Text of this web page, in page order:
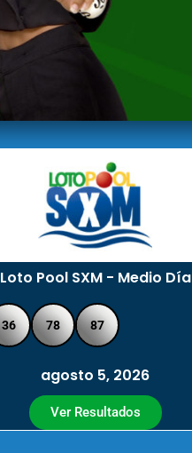
Loto Pool SXM - Medio Día
36 78 87
agosto 5, 2026
Ver Resultados